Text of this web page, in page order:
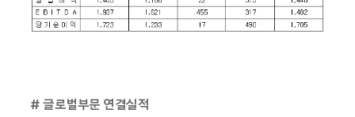
# 글로벌부문 연결실적